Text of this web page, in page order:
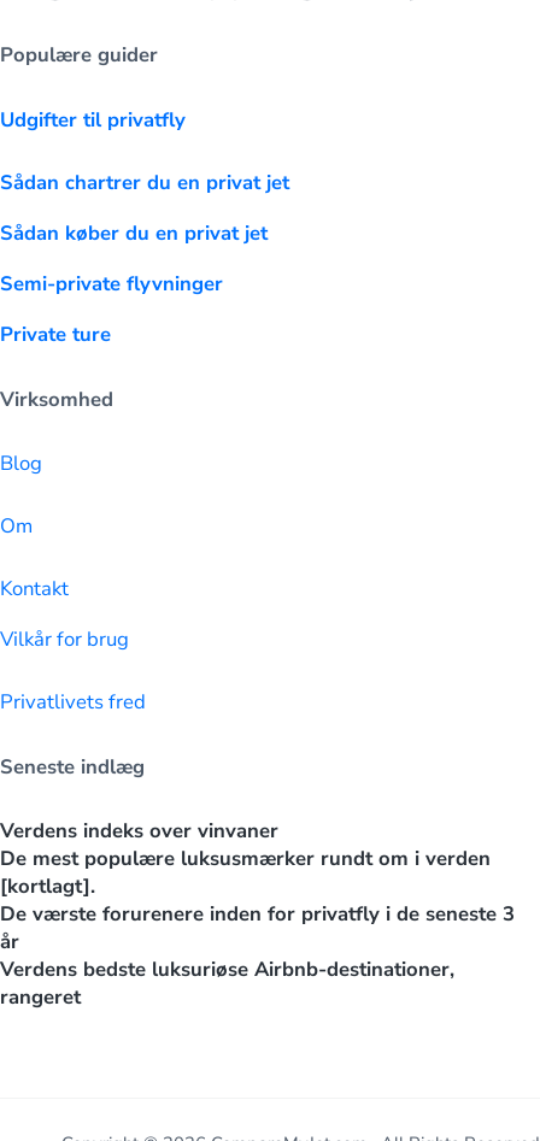
Populære guider
Udgifter til privatfly
Sådan chartrer du en privat jet
Sådan køber du en privat jet
Semi-private flyvninger
Private ture
Virksomhed
Blog
Om
Kontakt
Vilkår for brug
Privatlivets fred
Seneste indlæg
Verdens indeks over vinvaner
De mest populære luksusmærker rundt om i verden
[kortlagt].
De værste forurenere inden for privatfly i de seneste 3
år
Verdens bedste luksuriøse Airbnb-destinationer,
rangeret